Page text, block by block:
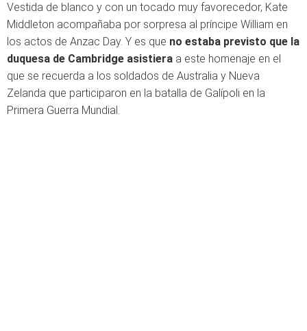
Vestida de blanco y con un tocado muy favorecedor, Kate
Middleton acompañaba por sorpresa al príncipe William en
los actos de Anzac Day. Y es que no estaba previsto que la
duquesa de Cambridge asistiera a este homenaje en el
que se recuerda a los soldados de Australia y Nueva
Zelanda que participaron en la batalla de Galípoli en la
Primera Guerra Mundial.